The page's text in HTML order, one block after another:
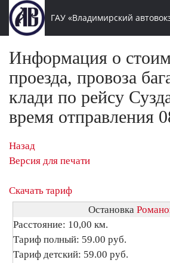
ГАУ «Владимирский
Информация о
проезда, провоза
клади по рейсу
время отправления
Назад
Версия для печати
Скачать тариф
Остановка
Расстояние: 10,00 км.
Тариф полный: 59.00 руб.
Тариф детский: 59.00 руб.